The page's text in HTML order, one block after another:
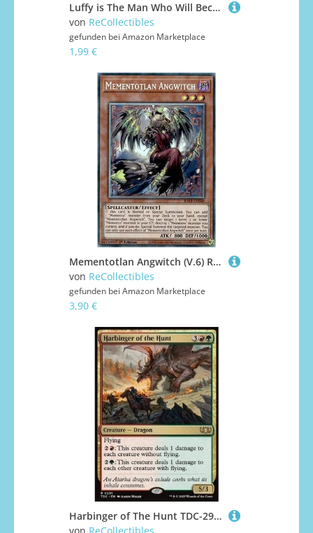
Luffy is The Man Who Will Become The King of Pirates!!! (OP12-039) OP12 Rare Englisch Boosterfrisch - Legacy of The Master - mit ReCollectibles-Versandschutz - für One Piece
von ReCollectibles
gefunden bei Amazon Marketplace
1,99 €
Mementotlan Angwitch (V.6) RA04-EN048 Collectors Rare Englisch Boosterfrisch 1. Auflage - Quarter Century Stampede - mit ReCollectibles-Versandschutz - für Yu-Gi-Oh!
von ReCollectibles
gefunden bei Amazon Marketplace
3,90 €
Harbinger of The Hunt TDC-291 Rare Englisch Boosterfrisch - Commander: Tarkir: Dragonstorm - mit ReCollectibles-Versandschutz - für Magic/MTG